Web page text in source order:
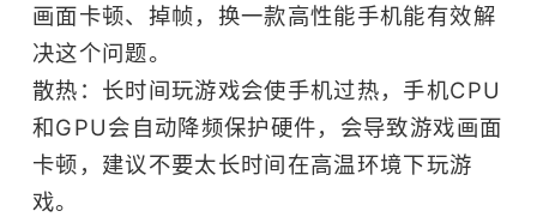
画面卡顿、掉帧，换一款高性能手机能有效解
决这个问题。
散热：长时间玩游戏会使手机过热，手机CPU
和GPU会自动降频保护硬件，会导致游戏画面
卡顿，建议不要太长时间在高温环境下玩游
戏。